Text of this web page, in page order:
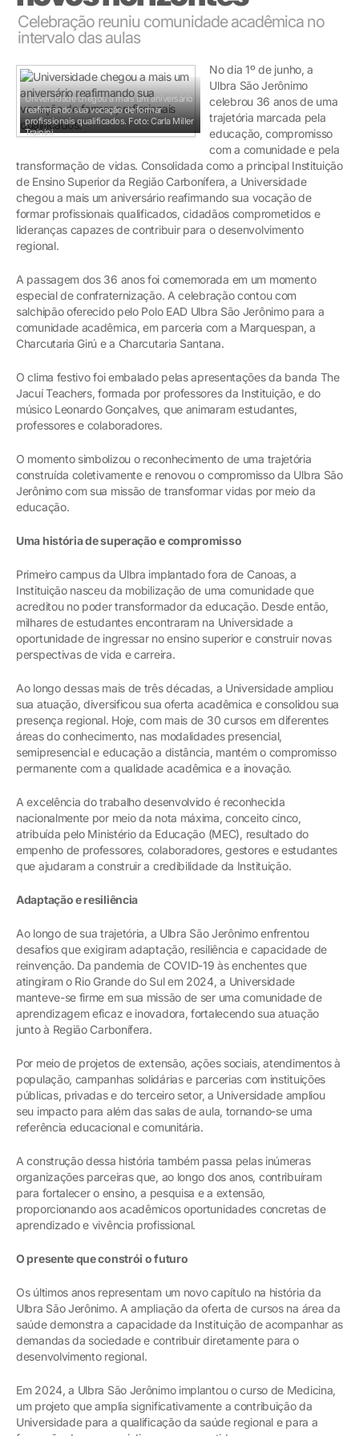
Celebração reuniu comunidade acadêmica no
intervalo das aulas
Universidade chegou a mais um aniversário
reafirmando sua vocação de formar
profissionais qualificados. Foto: Carla Miller
Trainini
No dia 1º de junho, a
Ulbra São Jerônimo
celebrou 36 anos de uma
trajetória marcada pela
educação, compromisso
com a comunidade e pela
transformação de vidas. Consolidada como a principal Instituição
de Ensino Superior da Região Carbonífera, a Universidade
chegou a mais um aniversário reafirmando sua vocação de
formar profissionais qualificados, cidadãos comprometidos e
lideranças capazes de contribuir para o desenvolvimento
regional.
A passagem dos 36 anos foi comemorada em um momento
especial de confraternização. A celebração contou com
salchipão oferecido pelo Polo EAD Ulbra São Jerônimo para a
comunidade acadêmica, em parceria com a Marquespan, a
Charcutaria Girú e a Charcutaria Santana.
O clima festivo foi embalado pelas apresentações da banda The
Jacuí Teachers, formada por professores da Instituição, e do
músico Leonardo Gonçalves, que animaram estudantes,
professores e colaboradores.
O momento simbolizou o reconhecimento de uma trajetória
construída coletivamente e renovou o compromisso da Ulbra São
Jerônimo com sua missão de transformar vidas por meio da
educação.
Uma história de superação e compromisso
Primeiro campus da Ulbra implantado fora de Canoas, a
Instituição nasceu da mobilização de uma comunidade que
acreditou no poder transformador da educação. Desde então,
milhares de estudantes encontraram na Universidade a
oportunidade de ingressar no ensino superior e construir novas
perspectivas de vida e carreira.
Ao longo dessas mais de três décadas, a Universidade ampliou
sua atuação, diversificou sua oferta acadêmica e consolidou sua
presença regional. Hoje, com mais de 30 cursos em diferentes
áreas do conhecimento, nas modalidades presencial,
semipresencial e educação a distância, mantém o compromisso
permanente com a qualidade acadêmica e a inovação.
A excelência do trabalho desenvolvido é reconhecida
nacionalmente por meio da nota máxima, conceito cinco,
atribuída pelo Ministério da Educação (MEC), resultado do
empenho de professores, colaboradores, gestores e estudantes
que ajudaram a construir a credibilidade da Instituição.
Adaptação e resiliência
Ao longo de sua trajetória, a Ulbra São Jerônimo enfrentou
desafios que exigiram adaptação, resiliência e capacidade de
reinvenção. Da pandemia de COVID-19 às enchentes que
atingiram o Rio Grande do Sul em 2024, a Universidade
manteve-se firme em sua missão de ser uma comunidade de
aprendizagem eficaz e inovadora, fortalecendo sua atuação
junto à Região Carbonífera.
Por meio de projetos de extensão, ações sociais, atendimentos à
população, campanhas solidárias e parcerias com instituições
públicas, privadas e do terceiro setor, a Universidade ampliou
seu impacto para além das salas de aula, tornando-se uma
referência educacional e comunitária.
A construção dessa história também passa pelas inúmeras
organizações parceiras que, ao longo dos anos, contribuíram
para fortalecer o ensino, a pesquisa e a extensão,
proporcionando aos acadêmicos oportunidades concretas de
aprendizado e vivência profissional.
O presente que constrói o futuro
Os últimos anos representam um novo capítulo na história da
Ulbra São Jerônimo. A ampliação da oferta de cursos na área da
saúde demonstra a capacidade da Instituição de acompanhar as
demandas da sociedade e contribuir diretamente para o
desenvolvimento regional.
Em 2024, a Ulbra São Jerônimo implantou o curso de Medicina,
um projeto que amplia significativamente a contribuição da
Universidade para a qualificação da saúde regional e para a